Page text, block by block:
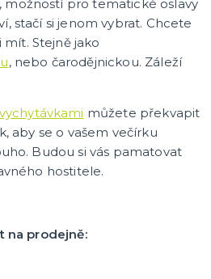
pro tematické oslavy
stačí si jenom vybrat. Chcete
mít. Stejně jako
, nebo čarodějnickou. Záleží
vychytávkami můžete překvapit
aby se o vašem večírku
Budou si vás pamatovat
hostitele.
na prodejně: